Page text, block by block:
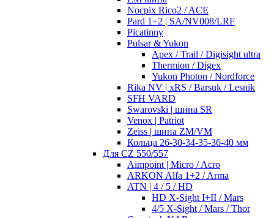
Nocpix Rico2 / ACE
Pard 1+2 | SA/NV008/LRF
Picatinny
Pulsar & Yukon
Apex / Trail / Digisight ultra
Thermion / Digex
Yukon Photon / Nordforce
Rika NV | xRS / Barsuk / Lesnik
SFH VARD
Swarovski | шина SR
Venox | Patriot
Zeiss | шина ZM/VM
Кольца 26-30-34-35-36-40 мм
Для CZ 550/557
Aimpoint | Micro / Acro
ARKON Alfa 1+2 / Arma
ATN | 4 / 5 / HD
HD X-Sight I+II / Mars
4/5 X-Sight / Mars / Thor